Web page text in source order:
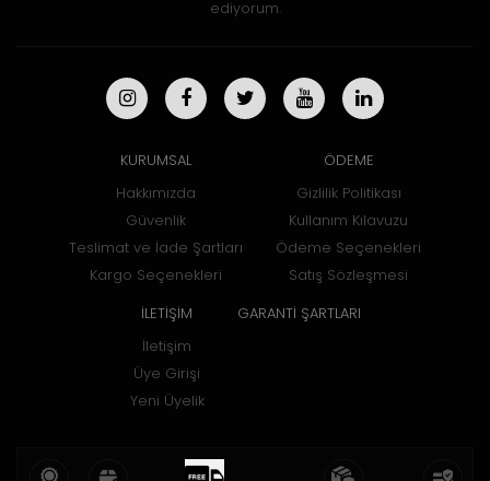
ediyorum.
KURUMSAL
Hakkımızda
Güvenlik
Teslimat ve İade Şartları
Kargo Seçenekleri
ÖDEME
Gizlilik Politikası
Kullanım Kılavuzu
Ödeme Seçenekleri
Satış Sözleşmesi
İLETİŞİM
İletişim
Üye Girişi
Yeni Üyelik
GARANTİ ŞARTLARI